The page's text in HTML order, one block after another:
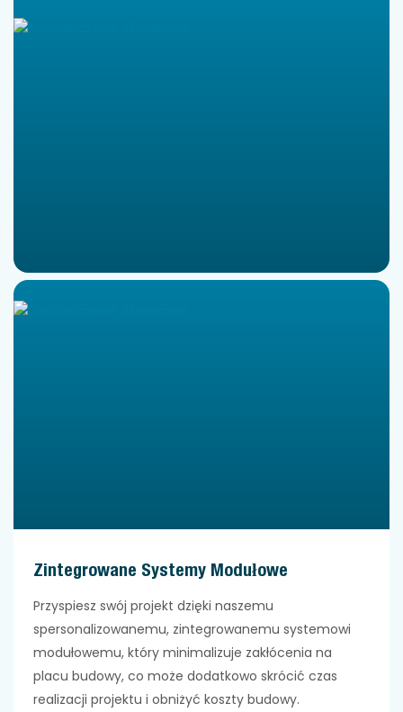
Zintegrowane Systemy Modułowe
Przyspiesz swój projekt dzięki naszemu
spersonalizowanemu, zintegrowanemusystemowi
modułowemu, który minimalizuje zakłócenia na
placu budowy, co może dodatkowo skrócić czas
realizacji projektu i obniżyć koszty budowy.